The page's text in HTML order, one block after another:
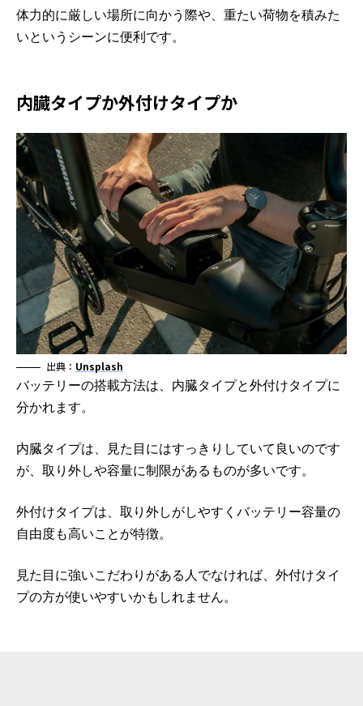
体力的に厳しい場所に向かう際や、重たい荷物を積みた
いというシーンに便利です。
内臓タイプか外付けタイプか
出典： Unsplash
バッテリーの搭載方法は、内臓タイプと外付けタイプに
分かれます。
内臓タイプは、見た目にはすっきりしていて良いのです
が、取り外しや容量に制限があるものが多いです。
外付けタイプは、取り外しがしやすくバッテリー容量の
自由度も高いことが特徴。
見た目に強いこだわりがある人でなければ、外付けタイ
プの方が使いやすいかもしれません。